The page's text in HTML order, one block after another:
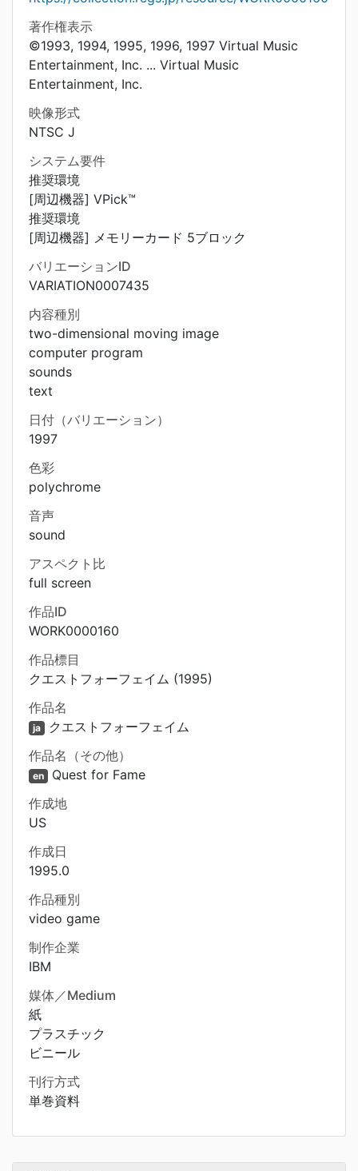
著作権表示
©1993, 1994, 1995, 1996, 1997 Virtual Music
Entertainment, Inc. ... Virtual Music
Entertainment, Inc.
映像形式
NTSC J
システム要件
推奨環境
[周辺機器] VPick™
推奨環境
[周辺機器] メモリーカード 5ブロック
バリエーションID
VARIATION0007435
内容種別
two-dimensional moving image
computer program
sounds
text
日付（バリエーション）
1997
色彩
polychrome
音声
sound
アスペクト比
full screen
作品ID
WORK0000160
作品標目
クエストフォーフェイム (1995)
作品名
ja クエストフォーフェイム
作品名（その他）
en Quest for Fame
作成地
US
作成日
1995.0
作品種別
video game
制作企業
IBM
媒体／Medium
紙
プラスチック
ビニール
刊行方式
単巻資料